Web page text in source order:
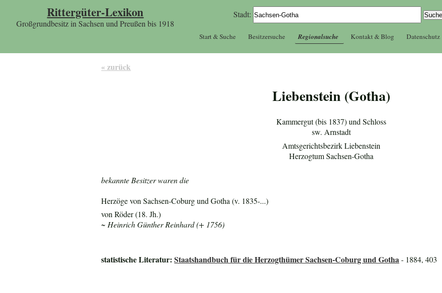
Rittergüter-Lexikon
Großgrundbesitz in Sachsen und Preußen bis 1918
Stadt:
Start & Suche Besitzersuche Regionalsuche Kontakt & Blog Datenschutz
« zurück
Liebenstein (Gotha)
Kammergut (bis 1837) und Schloss
sw. Arnstadt
Amtsgerichtsbezirk Liebenstein
Herzogtum Sachsen-Gotha
bekannte Besitzer waren die
Herzöge von Sachsen-Coburg und Gotha (v. 1835-...)
von Röder (18. Jh.)
~ Heinrich Günther Reinhard (+ 1756)
statistische Literatur:Staatshandbuch für die Herzogthümer Sachsen-Coburg und Gotha- 1884, 403